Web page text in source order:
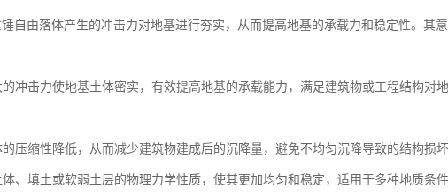
自由落体产生的冲击力对地基进行夯实，从而提高地基的承载力和稳定性。其
冲击力使地基土体密实，有效提高地基的承载能力，满足建筑物或工程结构对
压缩性降低，从而减少建筑物建成后的沉降量，避免不均匀沉降导致的结构损坏
、填土或软弱土层的物理力学性质，使其更加均匀和稳定，适用于多种地质条件